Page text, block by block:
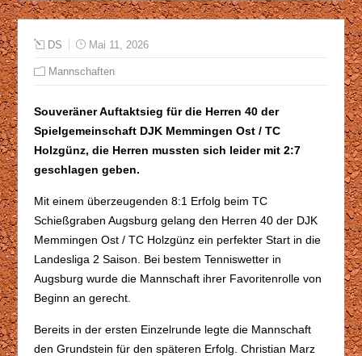
DS Mai 11, 2026
Mannschaften
Souveräner Auftaktsieg für die Herren 40 der
Spielgemeinschaft DJK Memmingen Ost / TC
Holzgünz, die Herren mussten sich leider mit 2:7
geschlagen geben.
Mit einem überzeugenden 8:1 Erfolg beim TC
Schießgraben Augsburg gelang den Herren 40 der DJK
Memmingen Ost / TC Holzgünz ein perfekter Start in die
Landesliga 2 Saison. Bei bestem Tenniswetter in
Augsburg wurde die Mannschaft ihrer Favoritenrolle von
Beginn an gerecht.
Bereits in der ersten Einzelrunde legte die Mannschaft
den Grundstein für den späteren Erfolg. Christian Marz